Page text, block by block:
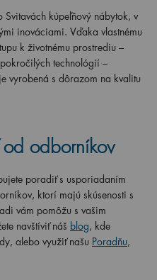
kúpeľňový nábytok, v
inováciami. Vďaka vlastnému
k životnému prostrediu –
technológií –
vyrobená s dôrazom na kvalitu
odborníkov
poradiť s usporiadaním
ktorí majú skúsenosti s
vám pomôžu s vašim
navštíviť náš blog, kde
alebo využiť našu Poradňu,